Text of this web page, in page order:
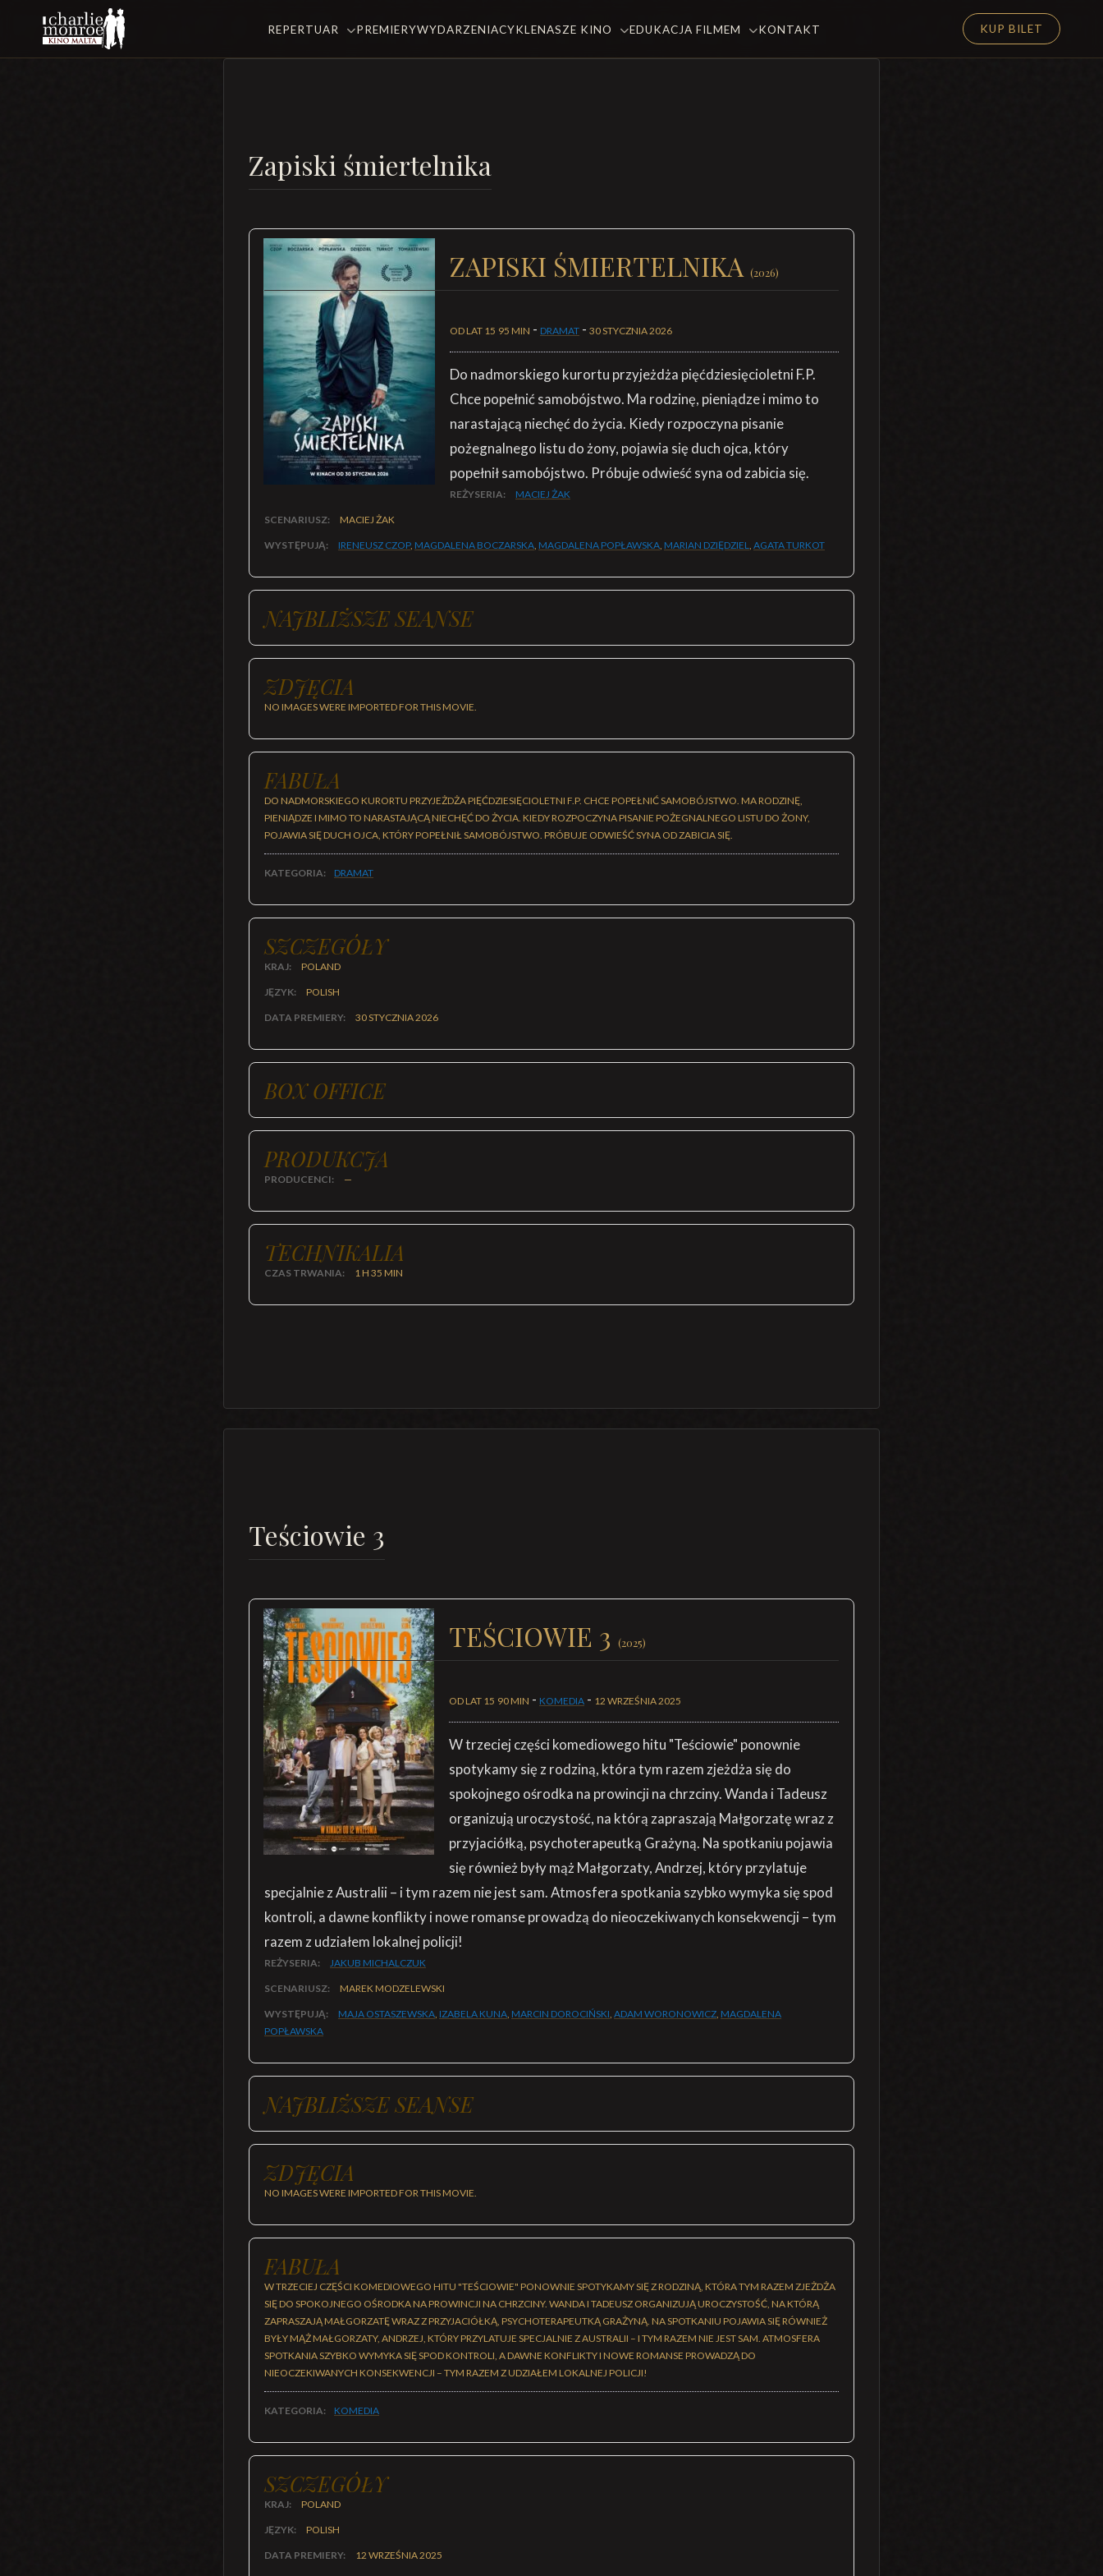
REPERTUAR PREMIERYWYDARZENIACYKLENASZE KINO EDUKACJA FILMEM KONTAKT KUP BILET
Zapiski śmiertelnika
ZAPISKI ŚMIERTELNIKA (2026)
OD LAT 15 95 MIN - DRAMAT - 30 STYCZNIA 2026
Do nadmorskiego kurortu przyjeżdża pięćdziesięcioletni F.P.
Chce popełnić samobójstwo. Ma rodzinę, pieniądze i mimo to
narastającą niechęć do życia. Kiedy rozpoczyna pisanie
pożegnalnego listu do żony, pojawia się duch ojca, który
popełnił samobójstwo. Próbuje odwieść syna od zabicia się.
REŻYSERIA: MACIEJ ŻAK
SCENARIUSZ: MACIEJ ŻAK
WYSTĘPUJĄ: IRENEUSZ CZOP, MAGDALENA BOCZARSKA, MAGDALENA POPŁAWSKA, MARIAN DZIĘDZIEL, AGATA TURKOT
NAJBLIŻSZE SEANSE
ZDJĘCIA
NO IMAGES WERE IMPORTED FOR THIS MOVIE.
FABUŁA
DO NADMORSKIEGO KURORTU PRZYJEŻDŻA PIĘĆDZIESIĘCIOLETNI F.P. CHCE POPEŁNIĆ SAMOBÓJSTWO. MA RODZINĘ,
PIENIĄDZE I MIMO TO NARASTAJĄCĄ NIECHĘĆ DO ŻYCIA. KIEDY ROZPOCZYNA PISANIE POŻEGNALNEGO LISTU DO ŻONY,
POJAWIA SIĘ DUCH OJCA, KTÓRY POPEŁNIŁ SAMOBÓJSTWO. PRÓBUJE ODWIEŚĆ SYNA OD ZABICIA SIĘ.
KATEGORIA: DRAMAT
SZCZEGÓŁY
KRAJ: POLAND
JĘZYK: POLISH
DATA PREMIERY: 30 STYCZNIA 2026
BOX OFFICE
PRODUKCJA
PRODUCENCI: —
TECHNIKALIA
CZAS TRWANIA: 1 H 35 MIN
Teściowie 3
TEŚCIOWIE 3 (2025)
OD LAT 15 90 MIN - KOMEDIA - 12 WRZEŚNIA 2025
W trzeciej części komediowego hitu "Teściowie" ponownie
spotykamy się z rodziną, która tym razem zjeżdża się do
spokojnego ośrodka na prowincji na chrzciny. Wanda i Tadeusz
organizują uroczystość, na którą zapraszają Małgorzatę wraz z
przyjaciółką, psychoterapeutką Grażyną. Na spotkaniu pojawia
się również były mąż Małgorzaty, Andrzej, który przylatuje
specjalnie z Australii – i tym razem nie jest sam. Atmosfera spotkania szybko wymyka się spod
kontroli, a dawne konflikty i nowe romanse prowadzą do nieoczekiwanych konsekwencji – tym
razem z udziałem lokalnej policji!
REŻYSERIA: JAKUB MICHALCZUK
SCENARIUSZ: MAREK MODZELEWSKI
WYSTĘPUJĄ: MAJA OSTASZEWSKA, IZABELA KUNA, MARCIN DOROCIŃSKI, ADAM WORONOWICZ, MAGDALENA
POPŁAWSKA
NAJBLIŻSZE SEANSE
ZDJĘCIA
NO IMAGES WERE IMPORTED FOR THIS MOVIE.
FABUŁA
W TRZECIEJ CZĘŚCI KOMEDIOWEGO HITU "TEŚCIOWIE" PONOWNIE SPOTYKAMY SIĘ Z RODZINĄ, KTÓRA TYM RAZEM ZJEŻDŻA
SIĘ DO SPOKOJNEGO OŚRODKA NA PROWINCJI NA CHRZCINY. WANDA I TADEUSZ ORGANIZUJĄ UROCZYSTOŚĆ, NA KTÓRĄ
ZAPRASZAJĄ MAŁGORZATĘ WRAZ Z PRZYJACIÓŁKĄ, PSYCHOTERAPEUTKĄ GRAŻYNĄ. NA SPOTKANIU POJAWIA SIĘ RÓWNIEŻ
BYŁY MĄŻ MAŁGORZATY, ANDRZEJ, KTÓRY PRZYLATUJE SPECJALNIE Z AUSTRALII – I TYM RAZEM NIE JEST SAM. ATMOSFERA
SPOTKANIA SZYBKO WYMYKA SIĘ SPOD KONTROLI, A DAWNE KONFLIKTY I NOWE ROMANSE PROWADZĄ DO
NIEOCZEKIWANYCH KONSEKWENCJI – TYM RAZEM Z UDZIAŁEM LOKALNEJ POLICJI!
KATEGORIA: KOMEDIA
SZCZEGÓŁY
KRAJ: POLAND
JĘZYK: POLISH
DATA PREMIERY: 12 WRZEŚNIA 2025